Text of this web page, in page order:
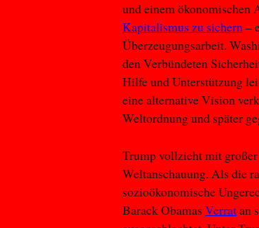
und einem ökonomischen
Kapitalismus zu sichern–
Überzeugungsarbeit.
den Verbündeten
Hilfe und Unterstützung
eine alternative Vision
Weltordnung und später
Trump vollzieht mit
Weltanschauung. Als die
sozioökonomische
Barack Obamas Verratan